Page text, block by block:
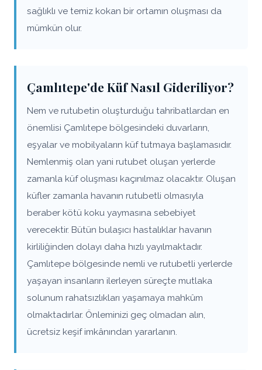
sağlıklı ve temiz kokan bir ortamın oluşması da
mümkün olur.
Çamlıtepe'de Küf Nasıl Gideriliyor?
Nem ve rutubetin oluşturduğu tahribatlardan en
önemlisi Çamlıtepe bölgesindeki duvarların,
eşyalar ve mobilyaların küf tutmaya başlamasıdır.
Nemlenmiş olan yani rutubet oluşan yerlerde
zamanla küf oluşması kaçınılmaz olacaktır. Oluşan
küfler zamanla havanın rutubetli olmasıyla
beraber kötü koku yaymasına sebebiyet
verecektir. Bütün bulaşıcı hastalıklar havanın
kirliliğinden dolayı daha hızlı yayılmaktadır.
Çamlıtepe bölgesinde nemli ve rutubetli yerlerde
yaşayan insanların ilerleyen süreçte mutlaka
solunum rahatsızlıkları yaşamaya mahkûm
olmaktadırlar. Önleminizi geç olmadan alın,
ücretsiz keşif imkânından yararlanın.